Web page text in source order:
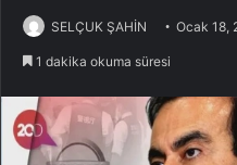
SELÇUK ŞAHİN Ocak 18,
1 dakika okuma süresi